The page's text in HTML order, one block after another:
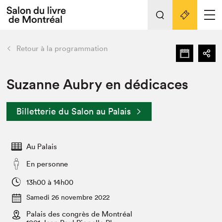
Espace médias
Espace exposant⋅e⋅s
Tout sur l'édition 2022
Actualités
Vidéos et Balados
Club de lecture Braindate
retour Nos activités
Édition 2022
Nous connaître
Projets partenaires 2022
Archives
Liens pratiques
Retour à la programmation
Suzanne Aubry en dédicaces
Billetterie du Salon au Palais
Au Palais
En personne
13h00 à 14h00
Samedi 26 novembre 2022
Palais des congrès de Montréal